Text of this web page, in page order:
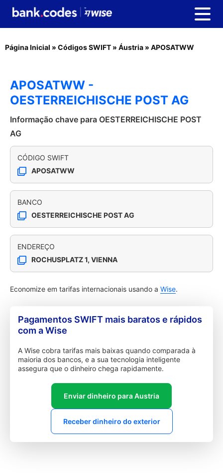
Página Inicial » Códigos SWIFT » Áustria » APOSATWW
APOSATWW -
OESTERREICHISCHE POST AG
Informação chave para OESTERREICHISCHE POST
AG
CÓDIGO SWIFT
APOSATWW
BANCO
OESTERREICHISCHE POST AG
ENDEREÇO
ROCHUSPLATZ 1, VIENNA
Economize em tarifas internacionais usando a Wise.
Pagamentos SWIFT mais baratos e rápidos
com a Wise
A Wise cobra tarifas mais baixas quando comparada à
maioria dos bancos, e a sua tecnologia inteligente
assegura que o dinheiro chega rapidamente.
Enviar dinheiro para Austria
Receber dinheiro do exterior